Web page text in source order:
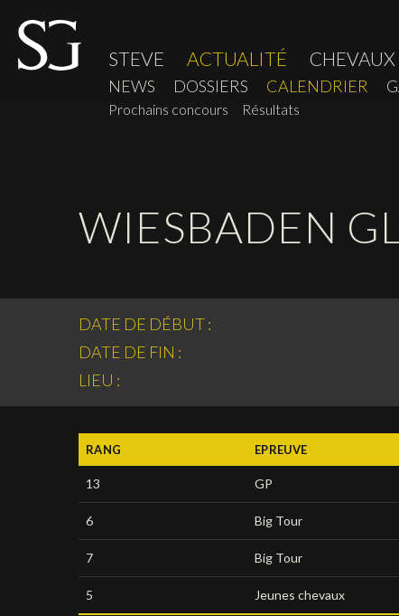
STEVE ACTUALITÉ CHEVAUX
NEWS DOSSIERS CALENDRIER
Prochains concours Résultats
WIESBADEN
DATE DE DÉBUT :
DATE DE FIN :
LIEU :
RANG EPREUVE
13 GP
6 Big Tour
7 Big Tour
5 Jeunes chevaux